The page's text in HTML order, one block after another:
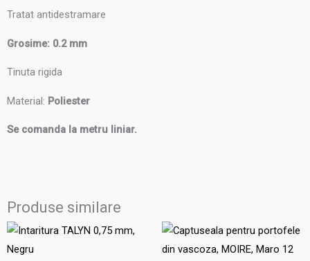
Tratat antidestramare
Grosime: 0.2 mm
Tinuta rigida
Material: Poliester
Se comanda la metru liniar.
Produse similare
Interval
Acest
Interval
prețuri:
Acest